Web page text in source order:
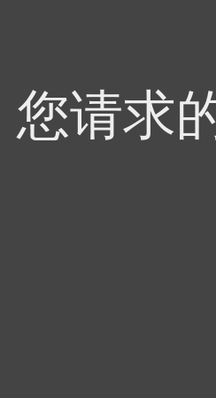
您请求